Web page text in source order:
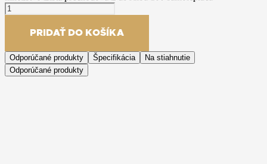
PRIDAŤ DO KOŠÍKA
Odporúčané produkty Špecifikácia
Na stiahnutie
Odporúčané produkty